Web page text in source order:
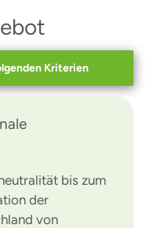
Kriterien
bis zum
der
von